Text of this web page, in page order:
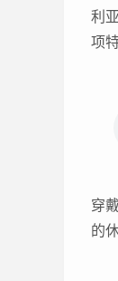
利
项
穿
的